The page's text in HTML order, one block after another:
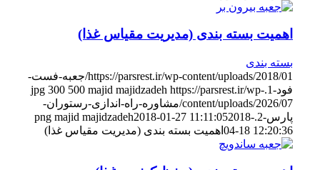
اهمیت بسته بندی (مدیریت مقیاس غذا)
بسته بندی
https://parsrest.ir/wp-content/uploads/2018/01/جعبه-فست-
300 500 majid majidzadeh https://parsrest.ir/wp-
content/uploads/2026/07/مشاوره-راه-اندازی-رستوران-
پارس-2.png
majid majidzadeh2018-01-27 11:11:052018-
04-18 12:20:36اهمیت بسته بندی (مدیریت مقیاس غذا)